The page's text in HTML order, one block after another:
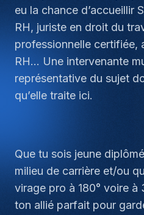
eu la chance d’accueillir
RH, juriste en droit du
professionnelle certifiée,
RH… Une intervenante
représentative du sujet
qu’elle traite ici.
Que tu sois jeune
milieu de carrière et/ou
virage pro à 180° voire à
ton allié parfait pour